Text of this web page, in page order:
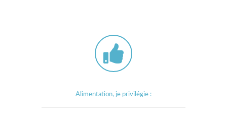
Alimentation, je privilégie :